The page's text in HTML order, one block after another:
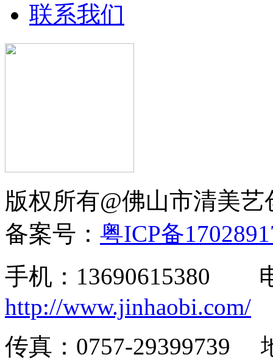
联系我们
版权所有@佛山市清美
备案号： 粤ICP备
手机：13690615380
http://www.jinhaobi.com/
传真：0757-29399739